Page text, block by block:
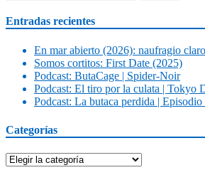
Entradas recientes
En mar abierto (2026): naufragio claro
Somos cortitos: First Date (2025)
Podcast: ButaCage | Spider-Noir
Podcast: El tiro por la culata | Tokyo
Podcast: La butaca perdida | Episodio
Categorías
Categorías